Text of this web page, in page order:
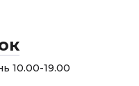
10.00-19.00